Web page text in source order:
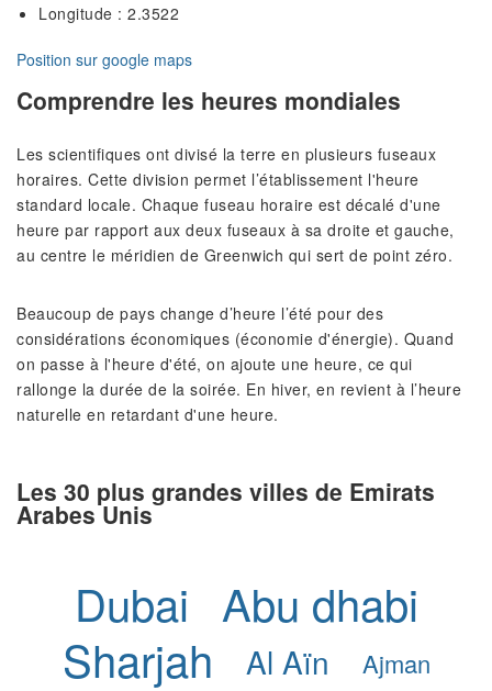
Longitude : 2.3522
Position sur google maps
Comprendre les heures mondiales
Les scientifiques ont divisé la terre en plusieurs fuseaux
horaires. Cette division permet l’établissement l'heure
standard locale. Chaque fuseau horaire est décalé d'une
heure par rapport aux deux fuseaux à sa droite et gauche,
au centre le méridien de Greenwich qui sert de point zéro.
Beaucoup de pays change d’heure l’été pour des
considérations économiques (économie d'énergie). Quand
on passe à l'heure d'été, on ajoute une heure, ce qui
rallonge la durée de la soirée. En hiver, en revient à l’heure
naturelle en retardant d'une heure.
Les 30 plus grandes villes de Emirats
Arabes Unis
Dubai Abu dhabi
Sharjah
Al Aïn
Ajman